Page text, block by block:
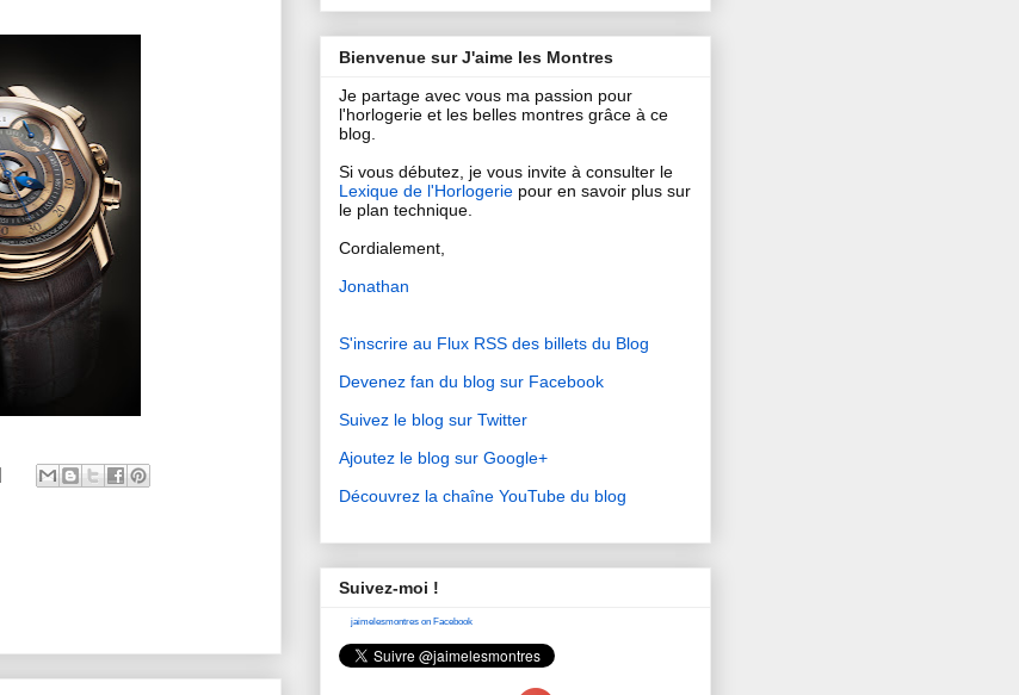
Bienvenue sur J'aime les Montres
Je partage avec vous ma passion pour
l'horlogerie et les belles montres grâce à ce
blog.
Si vous débutez, je vous invite à consulter le
Lexique de l'Horlogerie pour en savoir plus sur
le plan technique.
Cordialement,
Jonathan
S'inscrire au Flux RSS des billets du Blog
Devenez fan du blog sur Facebook
Suivez le blog sur Twitter
Ajoutez le blog sur Google+
Découvrez la chaîne YouTube du blog
Suivez-moi !
jaimelesmontres on Facebook